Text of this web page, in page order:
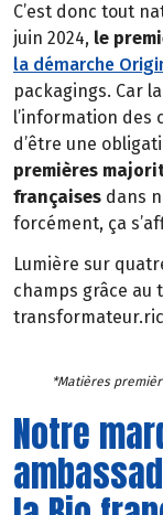
C’est donc tout
juin 2024, le
la démarche
packagings. Car
l’information des
d’être une
premières
françaises dans
forcément, ça
Lumière sur
champs grâce au
*Matières
Notre